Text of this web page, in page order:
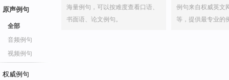
原声例句
全部
音频例句
视频例句
权威例句
海量例句，可以按难度查看口语、
书面语、论文例句。
例句来自权威英文
等，提供最专业的